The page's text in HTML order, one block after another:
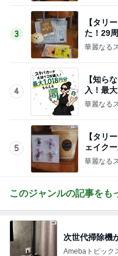
3
【タリ
た！29
8/5～
華麗なる
4
【知ら
入！最
華麗なる
5
【タリ
ェイク
た！
華麗なる
このジャンルの記事をも
次世代掃除機
Amebaトピック